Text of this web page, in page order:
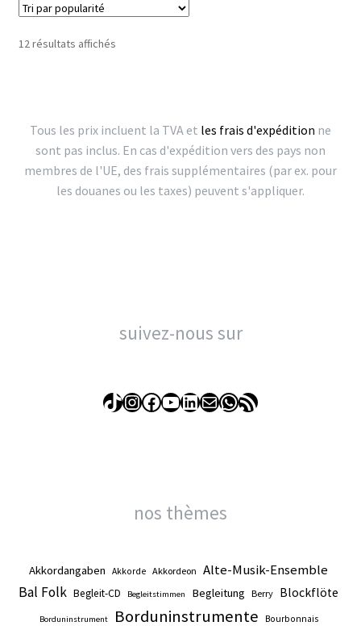
12 résultats affichésTrié
Tous les prix incluent la TVA et les frais d'expédition ne
sont pas inclus. En cas d'expédition vers des pays non
membres de l'UE, des frais supplémentaires (par ex. pour
les douanes ou les taxes) peuvent s'appliquer.
suivez-nous sur
TikTok
Instagram
Facebook
YouTube
LinkedIn
E-mailWhatsApp
Flux RSS
nos thèmes
Akkordangaben Akkorde Akkordeon Alte-Musik-Ensemble
Bal Folk Begleit-CD Begleitstimmen Begleitung Berry Blockflöte
Borduninstrument Borduninstrumente Bourbonnais